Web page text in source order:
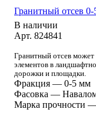
Гранитный отсев
В наличии
Арт. 824841
Гранитный отсев может
элементов в
дорожки и площадки.
Фракция — 0-5 мм
Фасовка —
Марка прочности